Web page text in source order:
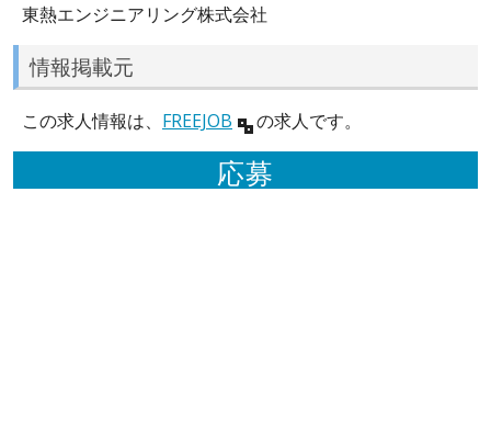
東熱エンジニアリング株式会社
情報掲載元
この求人情報は、 FREEJOB の求人です。
応募